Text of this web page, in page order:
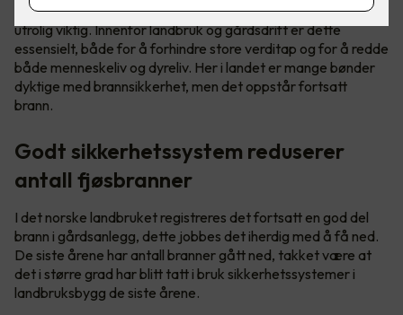
Uansett hvilken bransje du jobber i er brannsikkerheten
utrolig viktig. Innenfor landbruk og gårdsdrift er dette
essensielt, både for å forhindre store verditap og for å redde
både menneskeliv og dyreliv. Her i landet er mange bønder
dyktige med brannsikkerhet, men det oppstår fortsatt
brann.
Godt sikkerhetssystem reduserer
antall fjøsbranner
I det norske landbruket registreres det fortsatt en god del
brann i gårdsanlegg, dette jobbes det iherdig med å få ned.
De siste årene har antall branner gått ned, takket være at
det i større grad har blitt tatt i bruk sikkerhetssystemer i
landbruksbygg de siste årene.